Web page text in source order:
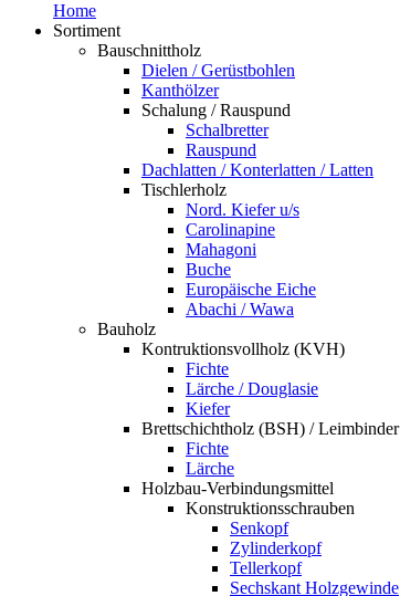
Home
Sortiment
Bauschnittholz
Dielen / Gerüstbohlen
Kanthölzer
Schalung / Rauspund
Schalbretter
Rauspund
Dachlatten / Konterlatten / Latten
Tischlerholz
Nord. Kiefer u/s
Carolinapine
Mahagoni
Buche
Europäische Eiche
Abachi / Wawa
Bauholz
Kontruktionsvollholz (KVH)
Fichte
Lärche / Douglasie
Kiefer
Brettschichtholz (BSH) / Leimbinder
Fichte
Lärche
Holzbau-Verbindungsmittel
Konstruktionsschrauben
Senkopf
Zylinderkopf
Tellerkopf
Sechskant Holzgewinde